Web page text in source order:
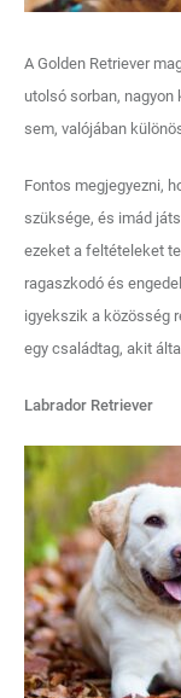
A Golden Retriever
utolsó sorban,
sem, valójában
Fontos megjegyezni,
szüksége, és imád
ezeket a feltételeket
ragaszkodó és
igyekszik a közösség
egy családtag, akit
Labrador Retriever